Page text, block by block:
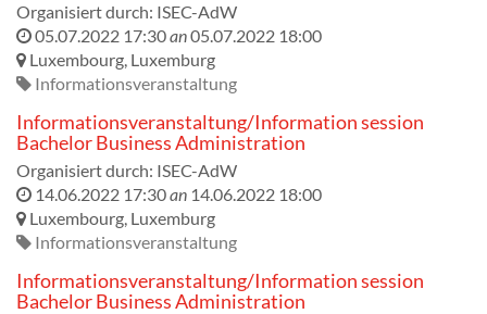
Organisiert durch: ISEC-AdW
05.07.2022 17:30an05.07.2022 18:00
Luxembourg, Luxemburg
Informationsveranstaltung
Informationsveranstaltung/Information session
Bachelor Business Administration
Organisiert durch: ISEC-AdW
14.06.2022 17:30an 14.06.2022 18:00
Luxembourg, Luxemburg
Informationsveranstaltung
Informationsveranstaltung/Information session
Bachelor Business Administration